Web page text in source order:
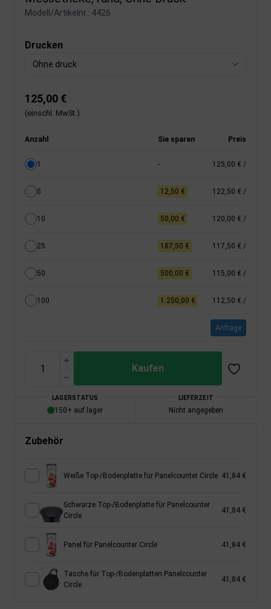
Modell/Artikelnr.: 4426
Drucken
Ohne druck
125,00 €
(einschl. MwSt.)
Anzahl Sie sparen Preis
1 - 125,00 € /
5 12,50 € 122,50 € /
10 50,00 € 120,00 € /
25 187,50 € 117,50 € /
50 500,00 € 115,00 € /
100 1.250,00 € 112,50 € /
Anfrage
Kaufen
LAGERSTATUS
150+ auf lager
LIEFERZEIT
Nicht angegeben
Zubehör
Weiße Top-/Bodenplatte für Panelcounter Circle 41,84 €
Schwarze Top-/Bodenplatte für Panelcounter
Circle
41,84 €
Panel für Panelcounter Circle 41,84 €
Tasche für Top-/Bodenplatten Panelcounter
Circle
41,84 €